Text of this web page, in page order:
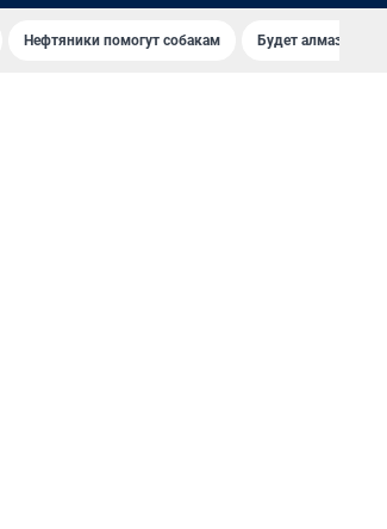
Нефтяники помогут собакам Будет алмазный